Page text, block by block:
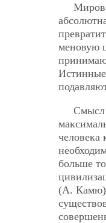
меновую
Смысл
человека
больше
(А. Камю).